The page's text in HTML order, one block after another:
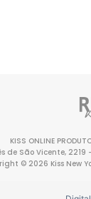
KISS ONLINE
de São Vicente,
© 2026 Kiss New